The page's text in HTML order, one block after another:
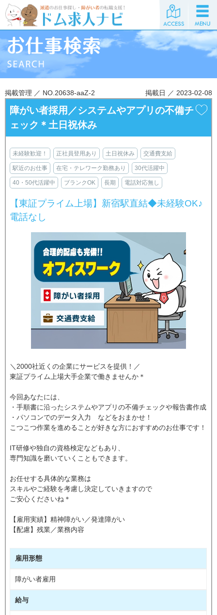
掲載管理 ／ NO.20638-aaZ-2 掲載日 ／ 2023-02-08
障がい者採用／システムやアプリの不備チ
ェック＊土日祝休み
未経験歓迎！ 正社員登用あり 土日祝休み 交通費支給
駅近のお仕事 在宅・テレワーク勤務あり 30代活躍中
40・50代活躍中 ブランクOK 長期 電話対応無し
【東証プライム上場】新宿駅直結◆未経験OK♪
電話なし
＼2000社近くの企業にサービスを提供！／
東証プライム上場大手企業で働きませんか＊
今回あなたには、
・手順書に沿ったシステムやアプリの不備チェックや報告書作成
・パソコンでのデータ入力 などをおまかせ！
こつこつ作業を進めることが好きな方におすすめのお仕事です！
IT研修や独自の資格検定などもあり、
専門知識を磨いていくこともできます。
お任せする具体的な業務は
スキルやご経験を考慮し決定していきますので
ご安心くださいね＊
【雇用実績】精神障がい／発達障がい
【配慮】残業／業務内容
雇用形態
障がい者雇用
給与